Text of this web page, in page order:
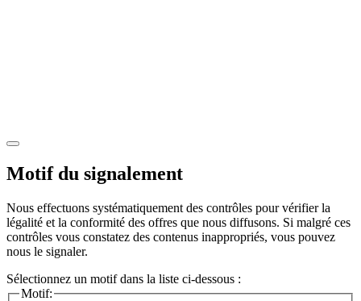
Motif du signalement
Nous effectuons systématiquement des contrôles pour vérifier la
légalité et la conformité des offres que nous diffusons. Si malgré ces
contrôles vous constatez des contenus inappropriés, vous pouvez
nous le signaler.
Sélectionnez un motif dans la liste ci-dessous :
Motif: